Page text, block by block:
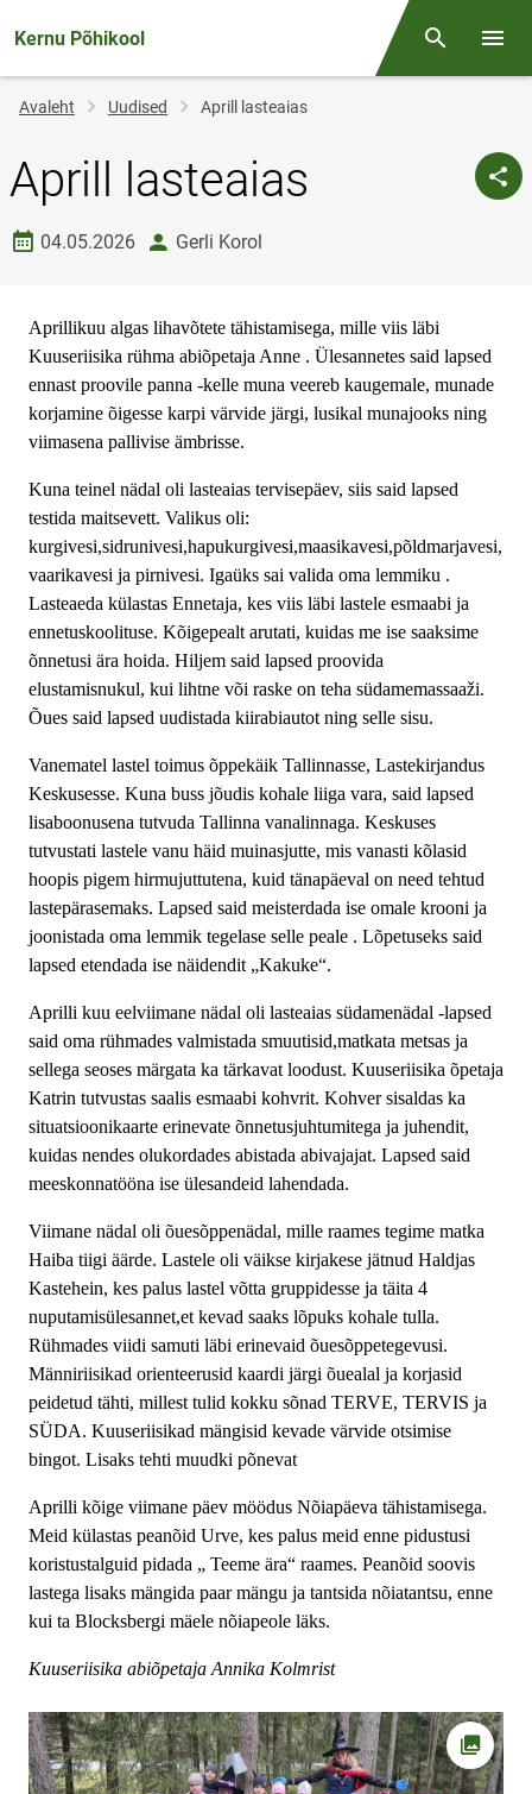
Kernu Põhikool Otsing
Jälglink
Avaleht Uudised Aprill lasteaias
Aprill lasteaias
Loomise kuupäev
04.05.2026 autorGerli Korol
Aprillikuu algas lihavõtete tähistamisega, mille viis läbi
Kuuseriisika rühma abiõpetaja Anne . Ülesannetes said lapsed
ennast proovile panna -kelle muna veereb kaugemale, munade
korjamine õigesse karpi värvide järgi, lusikal munajooks ning
viimasena pallivise ämbrisse.
Kuna teinel nädal oli lasteaias tervisepäev, siis said lapsed
testida maitsevett. Valikus oli:
kurgivesi,sidrunivesi,hapukurgivesi,maasikavesi,põldmarjavesi,
vaarikavesi ja pirnivesi. Igaüks sai valida oma lemmiku .
Lasteaeda külastas Ennetaja, kes viis läbi lastele esmaabi ja
ennetuskoolituse. Kõigepealt arutati, kuidas me ise saaksime
õnnetusi ära hoida. Hiljem said lapsed proovida
elustamisnukul, kui lihtne või raske on teha südamemassaaži.
Õues said lapsed uudistada kiirabiautot ning selle sisu.
Vanematel lastel toimus õppekäik Tallinnasse, Lastekirjandus
Keskusesse. Kuna buss jõudis kohale liiga vara, said lapsed
lisaboonusena tutvuda Tallinna vanalinnaga. Keskuses
tutvustati lastele vanu häid muinasjutte, mis vanasti kõlasid
hoopis pigem hirmujuttutena, kuid tänapäeval on need tehtud
lastepärasemaks. Lapsed said meisterdada ise omale krooni ja
joonistada oma lemmik tegelase selle peale . Lõpetuseks said
lapsed etendada ise näidendit „Kakuke“.
Aprilli kuu eelviimane nädal oli lasteaias südamenädal -lapsed
said oma rühmades valmistada smuutisid,matkata metsas ja
sellega seoses märgata ka tärkavat loodust. Kuuseriisika õpetaja
Katrin tutvustas saalis esmaabi kohvrit. Kohver sisaldas ka
situatsioonikaarte erinevate õnnetusjuhtumitega ja juhendit,
kuidas nendes olukordades abistada abivajajat. Lapsed said
meeskonnatööna ise ülesandeid lahendada.
Viimane nädal oli õuesõppenädal, mille raames tegime matka
Haiba tiigi äärde. Lastele oli väikse kirjakese jätnud Haldjas
Kastehein, kes palus lastel võtta gruppidesse ja täita 4
nuputamisülesannet,et kevad saaks lõpuks kohale tulla.
Rühmades viidi samuti läbi erinevaid õuesõppetegevusi.
Männiriisikad orienteerusid kaardi järgi õuealal ja korjasid
peidetud tähti, millest tulid kokku sõnad TERVE, TERVIS ja
SÜDA. Kuuseriisikad mängisid kevade värvide otsimise
bingot. Lisaks tehti muudki põnevat
Aprilli kõige viimane päev möödus Nõiapäeva tähistamisega.
Meid külastas peanõid Urve, kes palus meid enne pidustusi
koristustalguid pidada „ Teeme ära“ raames. Peanõid soovis
lastega lisaks mängida paar mängu ja tantsida nõiatantsu, enne
kui ta Blocksbergi mäele nõiapeole läks.
Kuuseriisika abiõpetaja Annika Kolmrist
Ava